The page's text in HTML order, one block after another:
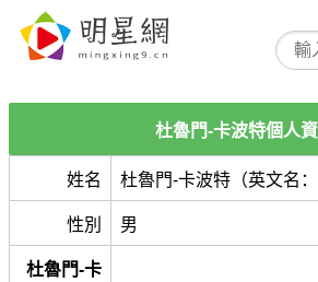
杜魯門-卡波特個人
姓名 杜魯門-卡波特（英文名：
性別 男
杜魯門-卡